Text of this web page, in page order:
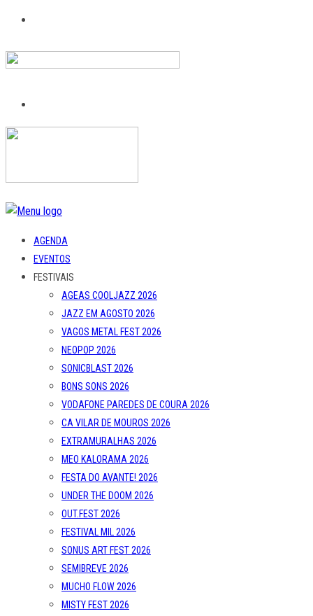
AGENDA
EVENTOS
FESTIVAIS
AGEAS COOLJAZZ 2026
JAZZ EM AGOSTO 2026
VAGOS METAL FEST 2026
NEOPOP 2026
SONICBLAST 2026
BONS SONS 2026
VODAFONE PAREDES DE COURA 2026
CA VILAR DE MOUROS 2026
EXTRAMURALHAS 2026
MEO KALORAMA 2026
FESTA DO AVANTE! 2026
UNDER THE DOOM 2026
OUT.FEST 2026
FESTIVAL MIL 2026
SONUS ART FEST 2026
SEMIBREVE 2026
MUCHO FLOW 2026
MISTY FEST 2026